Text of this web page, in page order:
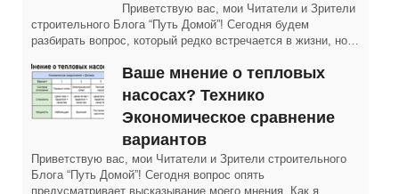
Приветствую вас, мои Читатели и Зрители
строительного Блога “Путь Домой”! Сегодня будем
разбирать вопрос, который редко встречается в жизни, но…
Ваше мнение о тепловых
насосах? Технико
Экономическое сравнение
вариантов
Приветствую вас, мои Читатели и Зрители строительного
Блога “Путь Домой”! Сегодня вопрос опять
предусматривает высказывание моего мнения. Как я